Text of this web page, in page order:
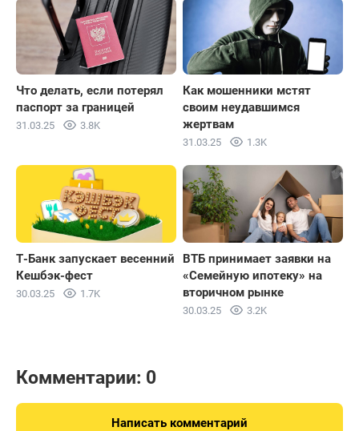
Что делать, если потерял
паспорт за границей
31.03.25 3.8K
Как мошенники мстят
своим неудавшимся
жертвам
31.03.25 1.3K
Т-Банк запускает весенний
Кешбэк-фест
30.03.25 1.7K
ВТБ принимает заявки на
«Семейную ипотеку» на
вторичном рынке
30.03.25 3.2K
Комментарии: 0
Написать комментарий